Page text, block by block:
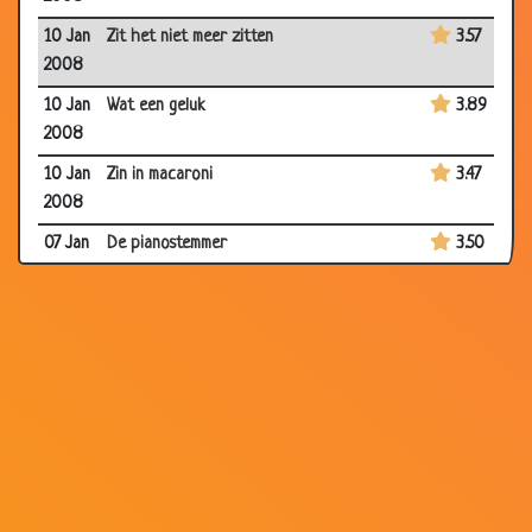
10 Jan
2008
Zit het niet meer zitten 3.57
10 Jan
2008
Wat een geluk 3.89
10 Jan
2008
Zin in macaroni 3.47
07 Jan
De pianostemmer 3.50